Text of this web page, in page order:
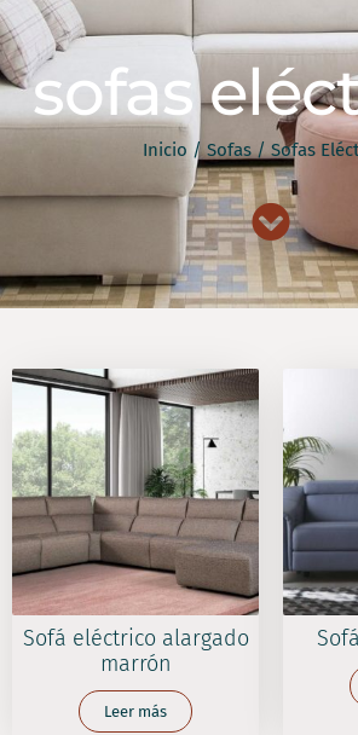
sofas
Inicio /Sofas/ Sofas
Sofá eléctrico alargado
marrón
Leer más